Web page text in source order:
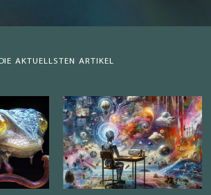
AKTUELLSTEN ARTIKEL